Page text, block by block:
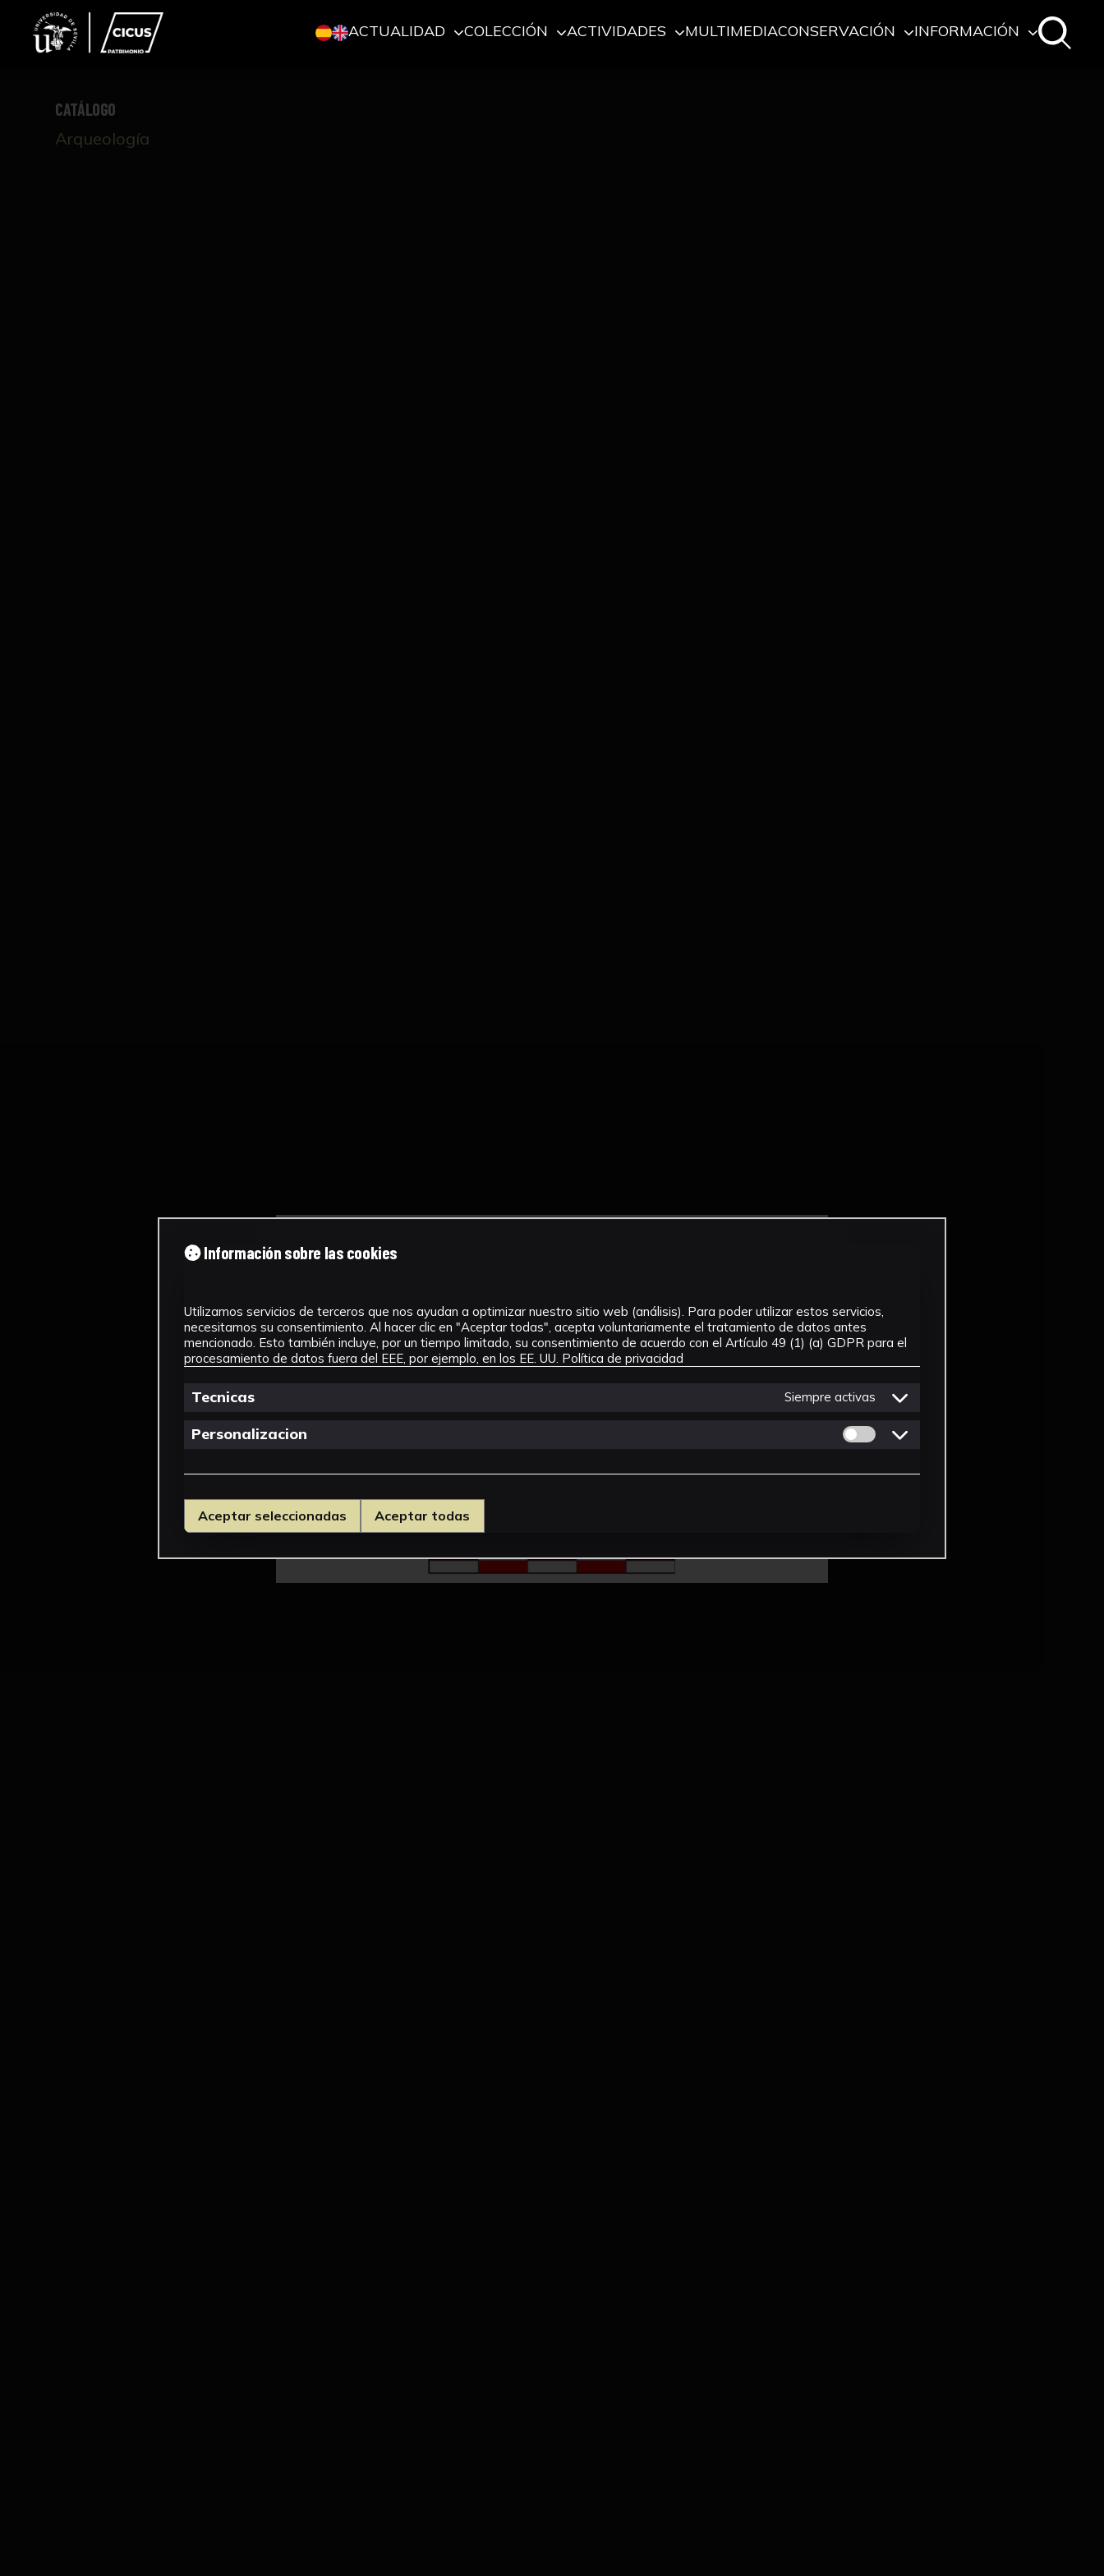
ACTUALIDAD COLECCIÓN ACTIVIDADES MULTIMEDIACONSERVACIÓN INFORMACIÓN
CATÁLOGO
Arqueología
Información sobre las cookies
Utilizamos servicios de terceros que nos ayudan a optimizar nuestro sitio web (análisis). Para poder utilizar estos servicios,
necesitamos su consentimiento. Al hacer clic en "Aceptar todas", acepta voluntariamente el tratamiento de datos antes
mencionado. Esto también incluye, por un tiempo limitado, su consentimiento de acuerdo con el Artículo 49 (1) (a) GDPR para el
procesamiento de datos fuera del EEE, por ejemplo, en los EE. UU. Política de privacidad
Tecnicas Siempre activas
Personalizacion Permitir cookies de Personalizacion
Aceptar seleccionadas Aceptar todas